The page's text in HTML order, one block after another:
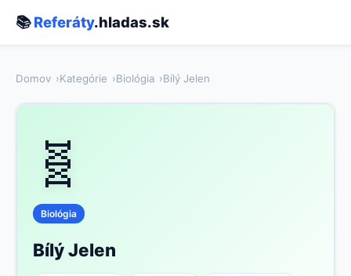
📚Referáty.hladas.sk
Domov Kategórie Biológia Bílý Jelen
🧬
Biológia
Bílý Jelen